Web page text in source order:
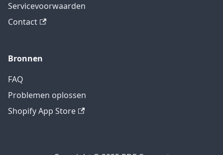
Servicevoorwaarden
Contact
Bronnen
FAQ
Problemen oplossen
Shopify App Store